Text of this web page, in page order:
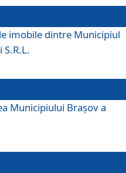
imobile dintre Municipiul
Municipiului Braşov a